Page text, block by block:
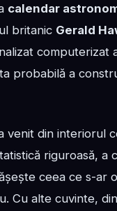
calendar
britanic Gerald
computerizat
probabilă a
venit din interiorul
riguroasă, a
ceea ce s-ar
Cu alte cuvinte,